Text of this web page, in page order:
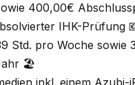
400,00€
IHK-Prüfung
Std. pro Woche sowie
🏖️